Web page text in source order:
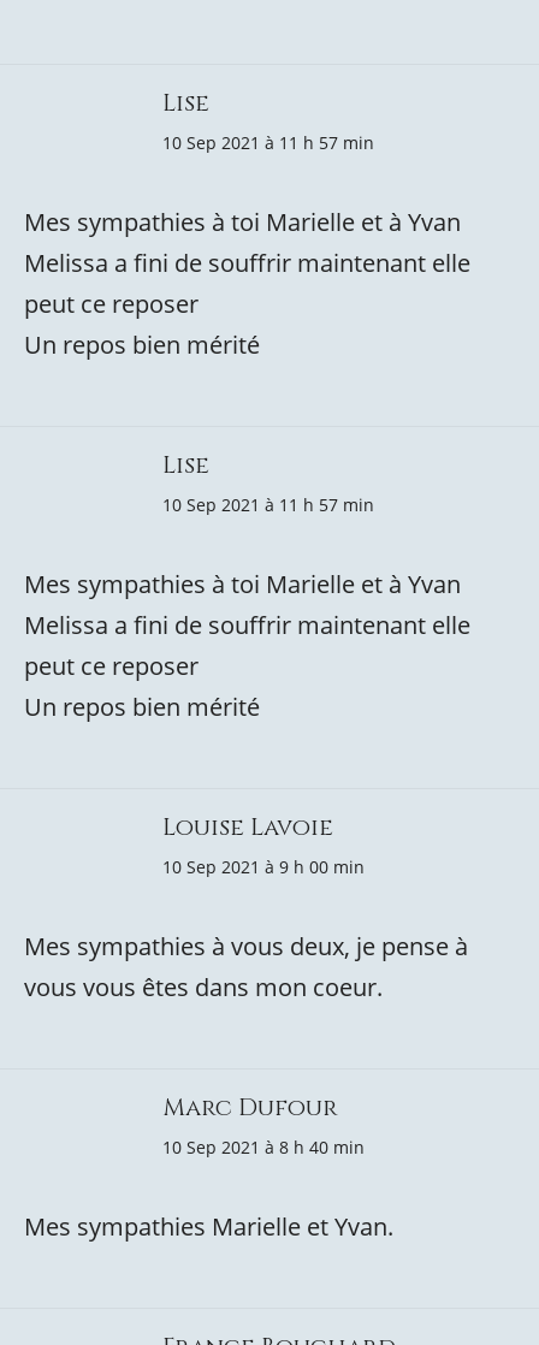
Lise
10 Sep 2021 à 11 h 57 min
Mes sympathies à toi Marielle et à Yvan
Melissa a fini de souffrir maintenant elle
peut ce reposer
Un repos bien mérité
Lise
10 Sep 2021 à 11 h 57 min
Mes sympathies à toi Marielle et à Yvan
Melissa a fini de souffrir maintenant elle
peut ce reposer
Un repos bien mérité
Louise Lavoie
10 Sep 2021 à 9 h 00 min
Mes sympathies à vous deux, je pense à
vous vous êtes dans mon coeur.
Marc Dufour
10 Sep 2021 à 8 h 40 min
Mes sympathies Marielle et Yvan.